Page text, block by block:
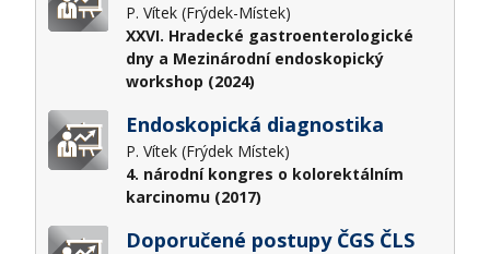
P. Vítek (Frýdek-Místek)
XXVI. Hradecké gastroenterologické
dny a Mezinárodní endoskopický
workshop (2024)
Endoskopická diagnostika
P. Vítek (Frýdek Místek)
4. národní kongres o kolorektálním
karcinomu (2017)
Doporučené postupy ČGS ČLS